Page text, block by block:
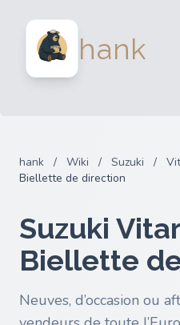
hank
hank / Wiki / Suzuki /
Biellette de direction
Suzuki
Biellette
Neuves, d’occasion ou